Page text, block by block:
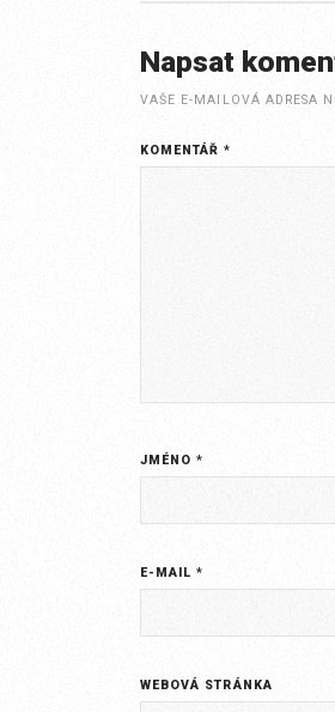
Napsat
VAŠE E-MAILOVÁ ADRESA
KOMENTÁŘ*
JMÉNO*
E-MAIL*
WEBOVÁ STRÁNKA